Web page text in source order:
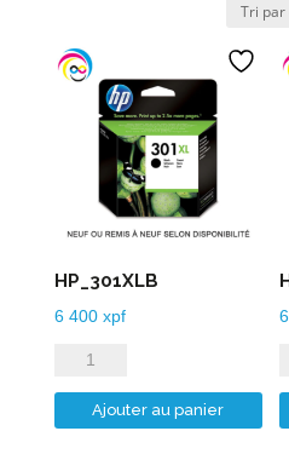
HP_301XLB
6 400 xpf
quantité
de
HP_301XLB
Ajouter au panier